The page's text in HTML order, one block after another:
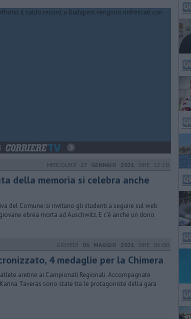
MERCOLEDÌ 27 GENNAIO 2021 ORE 12:20
della memoria si celebra anche
del Comune: si invitano gli studenti a seguire sul web
ebrea morta ad Auschwitz. E c’è anche un dono
GIOVEDÌ 06 MAGGIO 2021 ORE 06:00
4 medaglie per la Chimera
aretine ai Campionati Regionali. Accompagnate
Taveras sono state tra le protagoniste della gara